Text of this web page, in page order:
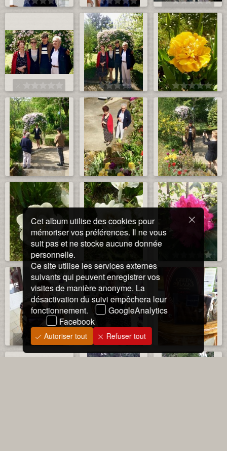
Cet album utilise des cookies pour
mémoriser vos préférences. Il ne vous
suit pas et ne stocke aucune donnée
personnelle.
Ce site utilise les services externes
suivants qui peuvent enregistrer vos
visites de manière anonyme. La
désactivation du suivi empêchera leur
fonctionnement.
GoogleAnalytics
Facebook
Autoriser tout Refuser tout